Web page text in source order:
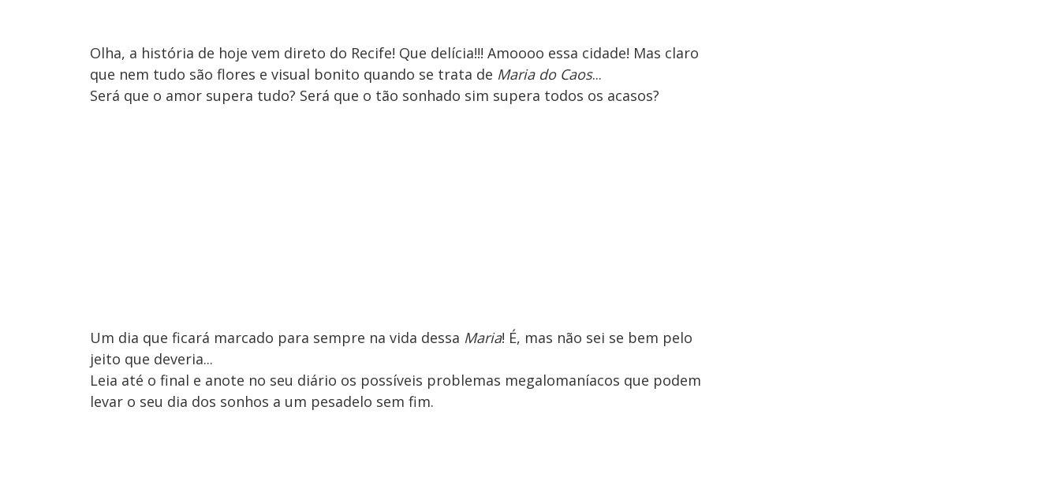
Olha, a história de hoje vem direto do Recife! Que delícia!!! Amoooo essa cidade! Mas claro
que nem tudo são flores e visual bonito quando se trata de Maria do Caos...
Será que o amor supera tudo? Será que o tão sonhado sim supera todos os acasos?
Um dia que ficará marcado para sempre na vida dessa Maria! É, mas não sei se bem pelo
jeito que deveria...
Leia até o final e anote no seu diário os possíveis problemas megalomaníacos que podem
levar o seu dia dos sonhos a um pesadelo sem fim.